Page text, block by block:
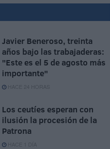
Javier Beneroso, treinta
años bajo las trabajaderas:
"Este es el 5 de agosto más
importante"
HACE 24 HORAS
Los ceutíes esperan con
ilusión la procesión de la
Patrona
HACE 1 DÍA